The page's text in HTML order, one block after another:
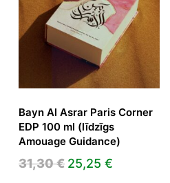
Bayn Al Asrar Paris Corner
EDP 100 ml (līdzīgs
Amouage Guidance)
31,30€ Original
25,25 €